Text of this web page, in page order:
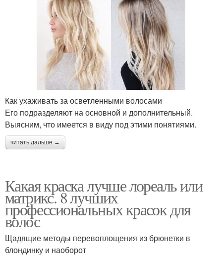
Как ухаживать за осветленными волосами
Его подразделяют на основной и дополнительный.
Выясним, что имеется в виду под этими понятиями.
читать дальше →
Какая краска лучше лореаль или
матрикс. 8 лучших
профессиональных красок для
волос
Щадящие методы перевоплощения из брюнетки в
блондинку и наоборот